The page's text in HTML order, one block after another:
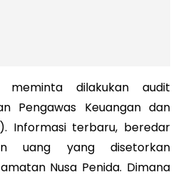
meminta dilakukan audit
Pengawas Keuangan dan
Informasi terbaru, beredar
uang yang disetorkan
Nusa Penida. Dimana